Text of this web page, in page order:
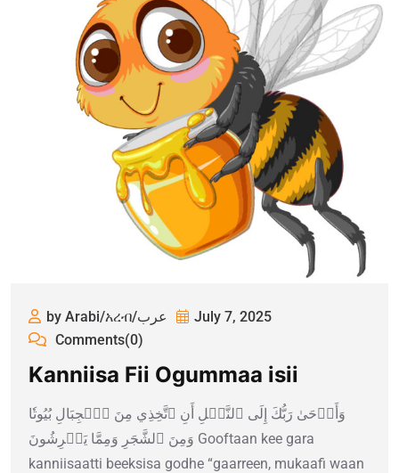
by Arabi/አረብ/عرب
July 7, 2025
Comments(0)
Kanniisa Fii Ogummaa isii
وَأَوۡحَىٰ رَبُّكَ إِلَى ٱلنَّحۡلِ أَنِ ٱتَّخِذِي مِنَ ٱلۡجِبَالِ بُيُوتٗا
وَمِنَ ٱلشَّجَرِ وَمِمَّا يَعۡرِشُونَ Gooftaan kee gara
kanniisaatti beeksisa godhe “gaarreen, mukaafi waan